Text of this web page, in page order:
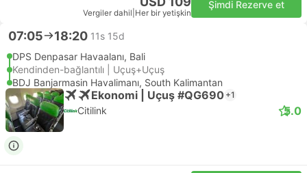
Vergiler dahil Her bir yetişkin
Şimdi Rezerve et
07:05 18:20 11s 15d
DPS Denpasar Havaalanı, Bali
Kendinden-bağlantılı | Uçuş+Uçuş
BDJ Banjarmasin Havalimanı, South Kalimantan
Ekonomi | Uçuş #QG690 +1
Citilink 5.0